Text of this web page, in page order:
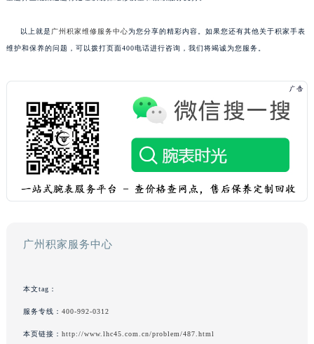
以上就是 广州积家维修服务中心为您分享的精彩内容。如果您还有其他关于积家手表
维护和保养的问题，可以拨打页面400电话进行咨询，我们将竭诚为您服务。
广州积家服务中心
本文tag：
服务专线： 400-992-0312
本页链接： http://www.lhc45.com.cn/problem/487.html